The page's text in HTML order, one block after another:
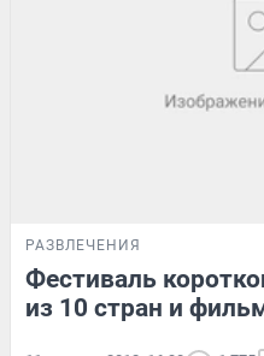
РАЗВЛЕЧЕНИЯ
Фестиваль
из 10 стран и